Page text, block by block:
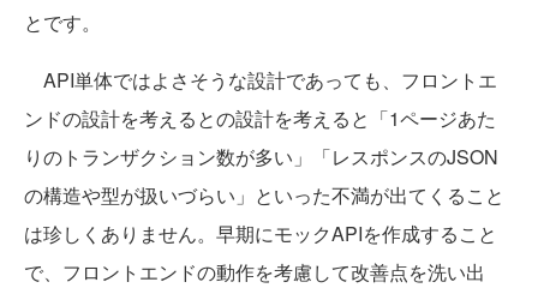
とです。
API単体ではよさそうな設計であっても、フロントエ
ンドの設計を考えるとの設計を考えると「1ページあた
りのトランザクション数が多い」「レスポンスのJSON
の構造や型が扱いづらい」といった不満が出てくること
は珍しくありません。早期にモックAPIを作成すること
で、フロントエンドの動作を考慮して改善点を洗い出